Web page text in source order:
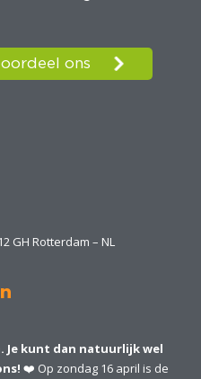
GH Rotterdam – NL
Je kunt dan natuurlijk wel
❤️ Op zondag 16 april is de